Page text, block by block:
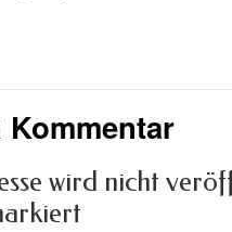
wird nicht